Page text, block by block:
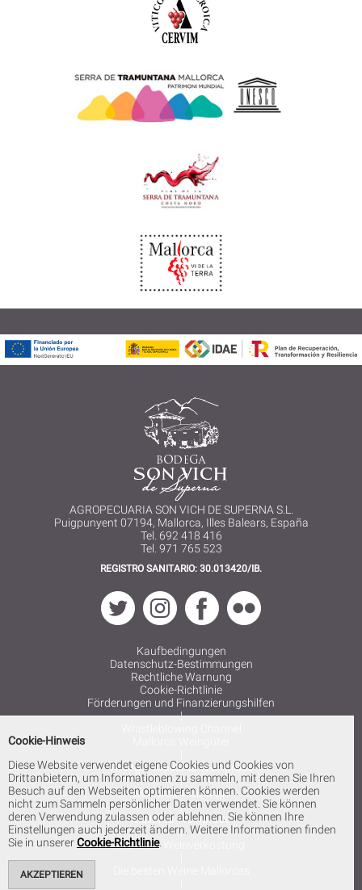
AGROPECUARIA SON VICH DE SUPERNA S.L.
Puigpunyent 07194, Mallorca, Illes Balears, España
Tel. 692 418 416
Tel. 971 765 523
REGISTRO SANITARIO: 30.013420/IB.
Kaufbedingungen
Datenschutz-Bestimmungen
Rechtliche Warnung
Cookie-Richtlinie
Förderungen und Finanzierungshilfen
|
Weingut Mallorca Weinprobe
|
Mallorca Weißwein
|
Mallorca Weinprobe
|
Mallorca Weinverkostung
Cookie-Hinweis
Diese Website verwendet eigene Cookies und Cookies von
Drittanbietern, um Informationen zu sammeln, mit denen Sie Ihren
Besuch auf den Webseiten optimieren können. Cookies werden
nicht zum Sammeln persönlicher Daten verwendet. Sie können
deren Verwendung zulassen oder ablehnen. Sie können Ihre
Einstellungen auch jederzeit ändern. Weitere Informationen finden
Sie in unsererCookie-Richtlinie.
AKZEPTIEREN